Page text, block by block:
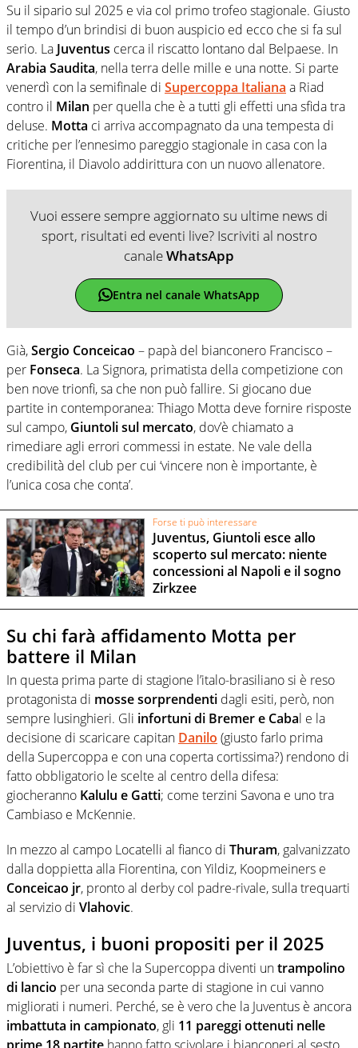
Su il sipario sul 2025 e via col primo trofeo stagionale. Giusto
il tempo d’un brindisi di buon auspicio ed ecco che si fa sul
serio. La Juventus cerca il riscatto lontano dal Belpaese. In
Arabia Saudita, nella terra delle mille e una notte. Si parte
venerdì con la semifinale di Supercoppa Italiana a Riad
contro il Milan per quella che è a tutti gli effetti una sfida tra
deluse. Motta ci arriva accompagnato da una tempesta di
critiche per l’ennesimo pareggio stagionale in casa con la
Fiorentina, il Diavolo addirittura con un nuovo allenatore.
Vuoi essere sempre aggiornato su ultime news di
sport, risultati ed eventi live? Iscriviti al nostro
canaleWhatsApp
Entra nel canale WhatsApp
Già,Sergio Conceicao – papà del bianconero Francisco –
per Fonseca. La Signora, primatista della competizione con
ben nove trionfi, sa che non può fallire. Si giocano due
partite in contemporanea: Thiago Motta deve fornire risposte
sul campo, Giuntoli sul mercato, dov’è chiamato a
rimediare agli errori commessi in estate. Ne vale della
credibilità del club per cui ‘vincere non è importante, è
l’unica cosa che conta’.
Forse ti può interessare
Juventus, Giuntoli esce allo
scoperto sul mercato: niente
concessioni al Napoli e il sogno
Zirkzee
Su chi farà affidamento Motta per
battere il Milan
In questa prima parte di stagione l’italo-brasiliano si è reso
protagonista di mosse sorprendenti dagli esiti, però, non
sempre lusinghieri. Gli infortuni di Bremer e Cabal e la
decisione di scaricare capitan Danilo (giusto farlo prima
della Supercoppa e con una coperta cortissima?) rendono di
fatto obbligatorio le scelte al centro della difesa:
giocheranno Kalulu e Gatti; come terzini Savona e uno tra
Cambiaso e McKennie.
In mezzo al campo Locatelli al fianco di Thuram, galvanizzato
dalla doppietta alla Fiorentina, con Yildiz, Koopmeiners e
Conceicao jr, pronto al derby col padre-rivale, sulla trequarti
al servizio di Vlahovic.
Juventus, i buoni propositi per il 2025
L’obiettivo è far sì che la Supercoppa diventi untrampolino
di lancio per una seconda parte di stagione in cui vanno
migliorati i numeri. Perché, se è vero che la Juventus è ancora
imbattuta in campionato, gli 11 pareggi ottenuti nelle